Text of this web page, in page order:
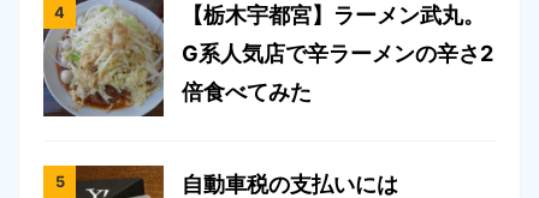
【栃木宇都宮】ラーメン武丸。
G系人気店で辛ラーメンの辛さ2
倍食べてみた
自動車税の支払いには